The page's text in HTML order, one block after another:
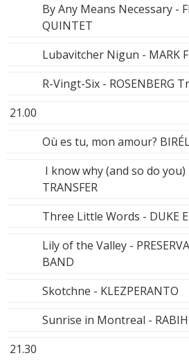
By Any Means Necessary -
QUINTET
Lubavitcher Nigun - MARK
R-Vingt-Six - ROSENBERG
21.00
Où es tu, mon amour?
I know why (and so do
TRANSFER
Three Little Words - DUKE
Lily of the Valley -
BAND
Skotchne - KLEZPERANTO
Sunrise in Montreal -
21.30